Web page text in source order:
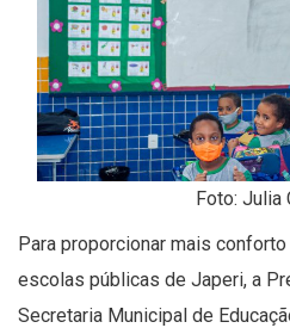
Foto: Julia
Para proporcionar mais
escolas públicas de Japeri, a
Secretaria Municipal de